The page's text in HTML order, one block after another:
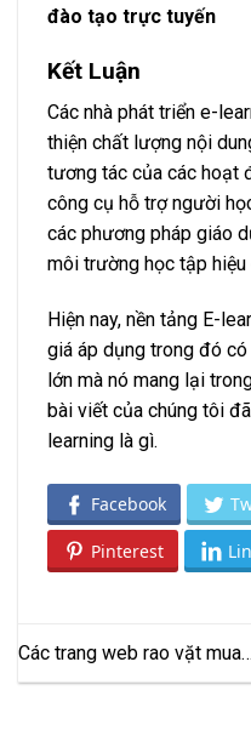
đào tạo trực tuyến
Kết Luận
Các nhà phát triển e-
thiện chất lượng nội
tương tác của các hoạt
công cụ hỗ trợ người
các phương pháp giáo
môi trường học tập hiệu
Hiện nay, nền tảng E-
giá áp dụng trong đó
lớn mà nó mang lại
bài viết của chúng tôi
learning là gì.
Facebook
Pinterest
Các trang web rao vặt mua
bán đăng tin miễn phí và